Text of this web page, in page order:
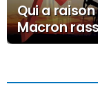
Qui a raison
Macron
les citoyens,
les marchés